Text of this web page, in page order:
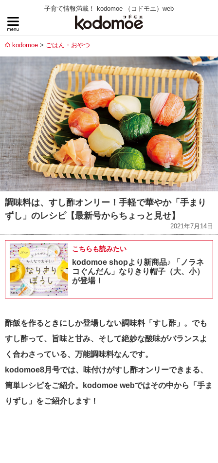
子育て情報満載！ kodomoe （コドモエ）web
kodomoe ごはん・おやつ
調味料は、すし酢オンリー！手軽で華やか「手まり
ずし」のレシピ【最新号からちょっと見せ】
2021年7月14日
こちらも読みたい
kodomoe shopより新商品♪ 「ノラネ
コぐんだん」なりきり帽子（大、小）
が登場！
酢飯を作るときにしか登場しない調味料「すし酢」。でも
すし酢って、旨味と甘み、そして絶妙な酸味がバランスよ
く合わさっている、万能調味料なんです。
kodomoe8月号では、味付けがすし酢オンリーできまる、
簡単レシピをご紹介。kodomoe webではその中から「手ま
りずし」をご紹介します！